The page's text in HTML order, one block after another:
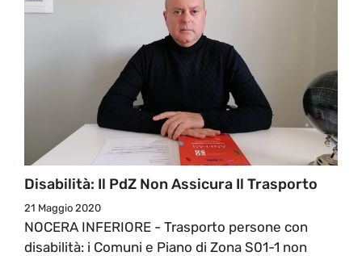
Disabilità: Il PdZ Non Assicura Il Trasporto
21 Maggio 2020
NOCERA INFERIORE - Trasporto persone con
disabilità: i Comuni e Piano di Zona S01-1 non